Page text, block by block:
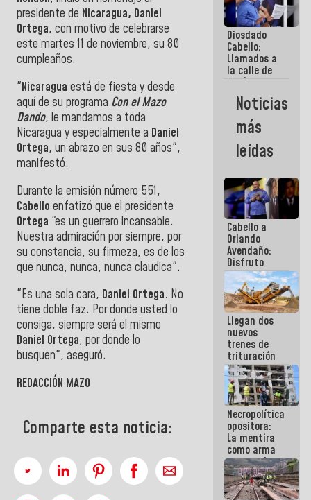
presidente de Nicaragua, Daniel
Ortega, con motivo de celebrarse
este martes 11 de noviembre, su 80
cumpleaños.
"Nicaragua está de fiesta y desde
aquí de su programa Con el Mazo
Dando, le mandamos a toda
Nicaragua y especialmente a Daniel
Ortega, un abrazo en sus 80 años",
manifestó.
Durante la emisión número 551,
Cabello enfatizó que el presidente
Ortega "es un guerrero incansable.
Nuestra admiración por siempre, por
su constancia, su firmeza, es de los
que nunca, nunca, nunca claudica".
"Es una sola cara, Daniel Ortega. No
tiene doble faz. Por donde usted lo
consiga, siempre será el mismo
Daniel Ortega, por donde lo
busquen", aseguró.
REDACCIÓN MAZO
Comparte esta noticia:
puede creer?
¿Y la gente
que ella iba
a salvar en
La Guaira?
Diosdado
Cabello:
Llamados a
la calle de
María
Machado se
estrellaron
de frente
contra el
Pueblo
Noticias
más
leídas
Cabello a
Orlando
Avendaño:
Disfruto
cada vez
que escribes
porque lo
que haces
es
embarrarla
Llegan dos
nuevos
trenes de
trituración
para
optimizar
manejo de
escombros
en La Guaira
Necropolítica
opositora:
La mentira
como arma
contra el
Pueblo